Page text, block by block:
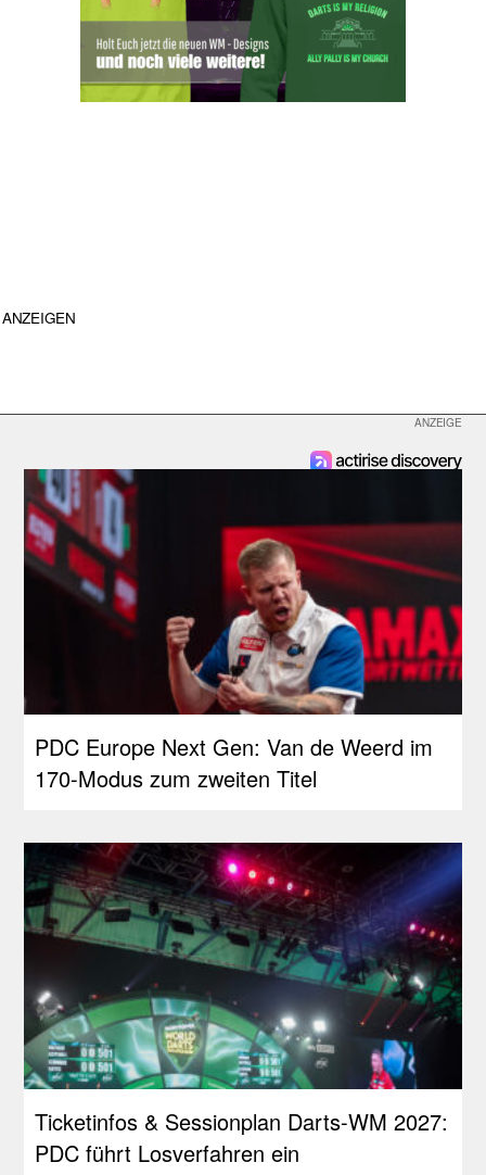
ANZEIGEN
PDC Europe Next Gen: Van de Weerd im
170-Modus zum zweiten Titel
Ticketinfos & Sessionplan Darts-WM 2027:
PDC führt Losverfahren ein